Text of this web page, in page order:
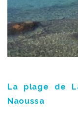
La plage de
Naoussa